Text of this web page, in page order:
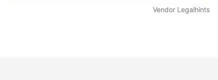
Vendor Legalhints